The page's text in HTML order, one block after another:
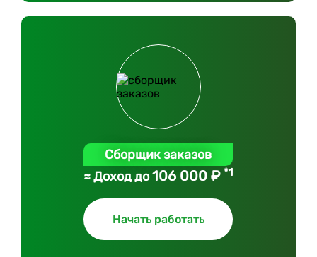
Сборщик заказов
≈ Доход до106 000 ₽ *1
Начать работать